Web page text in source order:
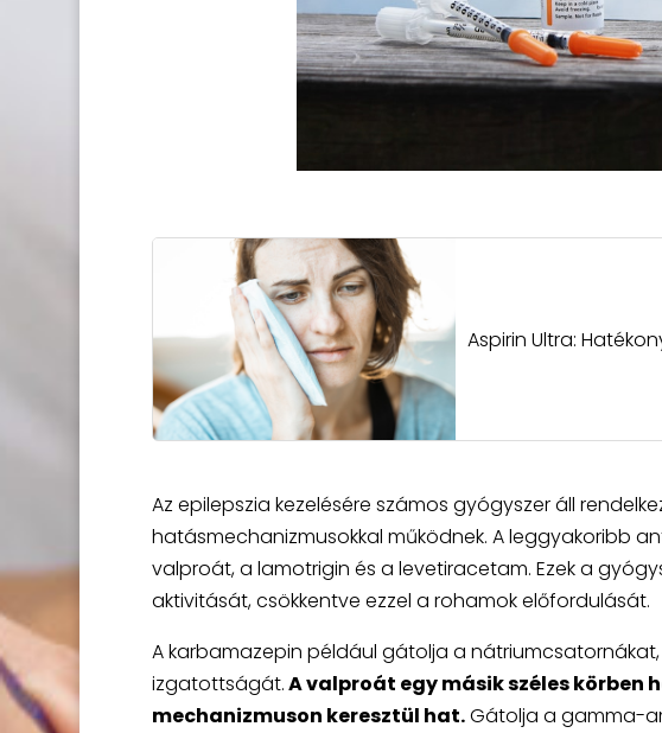
Aspirin Ultra:
Az epilepszia kezelésére számos gyógyszer áll
hatásmechanizmusokkal működnek. A leggyakoribb
valproát, a lamotrigin és a levetiracetam. Ezek a
aktivitását, csökkentve ezzel a rohamok előfordulását.
A karbamazepin például gátolja a
izgatottságát.A valproát egy másik széles körben
mechanizmuson keresztül hat.Gátolja a gamma-